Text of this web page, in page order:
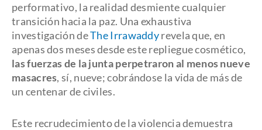
performativo, la realidad desmiente cualquier
transición hacia la paz. Una exhaustiva
investigación deThe Irrawaddyrevela que, en
apenas dos meses desde este repliegue cosmético,
las fuerzas de la junta perpetraron al menos nueve
masacres, sí, nueve; cobrándose la vida de más de
un centenar de civiles.
Este recrudecimiento de la violencia demuestra